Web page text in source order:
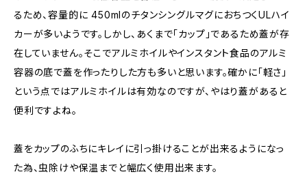
るため、容量的に 450mlのチタンシングルマグにおちつくULハイ
カーが多いようです。しかし、あくまで「カップ」であるため蓋が存
在していません。そこでアルミホイルやインスタント食品のアルミ
容器の底で蓋を作ったりした方も多いと思います。確かに「軽さ」
という点ではアルミホイルは有効なのですが、やはり蓋があると
便利ですよね。
蓋をカップのふちにキレイに引っ掛けることが出来るようになっ
た為、虫除けや保温までと幅広く使用出来ます。